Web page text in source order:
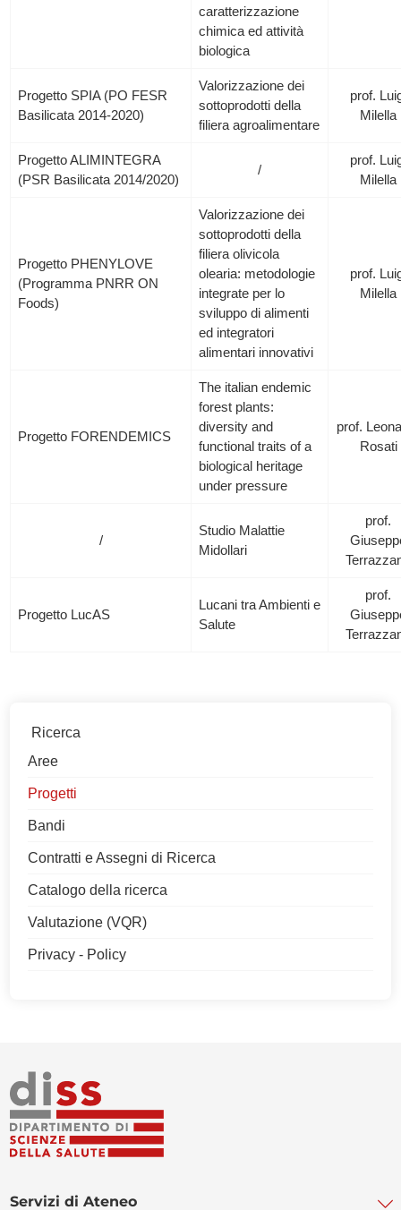
caratterizzazione
chimica ed attività
biologica
Progetto SPIA (PO FESR
Basilicata 2014-2020)
Valorizzazione dei
sottoprodotti della
filiera agroalimentare
prof.
Milella
Progetto ALIMINTEGRA
(PSR Basilicata 2014/2020)
/
prof.
Milella
Progetto PHENYLOVE
(Programma PNRR ON
Foods)
Valorizzazione dei
sottoprodotti della
filiera olivicola
olearia: metodologie
integrate per lo
sviluppo di alimenti
ed integratori
alimentari innovativi
prof.
Milella
Progetto FORENDEMICS
The italian endemic
forest plants:
diversity and
functional traits of a
biological heritage
under pressure
prof.
Rosati
/
Studio Malattie
Midollari
prof.
Progetto LucAS
Lucani tra Ambienti e
Salute
prof.
Ricerca
Aree
Progetti
Bandi
Contratti e Assegni di Ricerca
Catalogo della ricerca
Valutazione (VQR)
Privacy - Policy
Servizi di Ateneo